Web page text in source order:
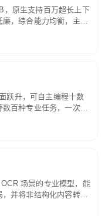
，原生支持百万超长上下
，综合能力均衡，主打
作、基础 RAG、批量
跃升，可自主编程十数
百种专业任务，一次对
规划、执行与验证全流
长程任务中自主规划与
场景的专业模型，能
并将非结构化内容转换